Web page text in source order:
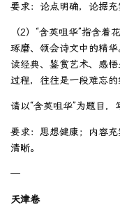
要求：论点明确，论据充
（2）“含英咀华”指含
琢磨、领会诗文中的精
读经典、鉴赏艺术、感
过程，往往是一段难忘
请以“含英咀华”为题目，
要求：思想健康；内容
清晰。
—
天津卷